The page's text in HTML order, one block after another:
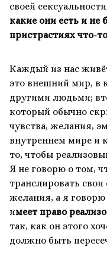
своей
какие они есть и не
пристрастиях что-
Каждый из нас
это внешний мир, в
другими людьми;
который обычно
чувства, желания,
внутреннем мире и
то, чтобы
Я не говорю о том,
транслировать
желания, а я
имеет право
так, как он этого
должно быть